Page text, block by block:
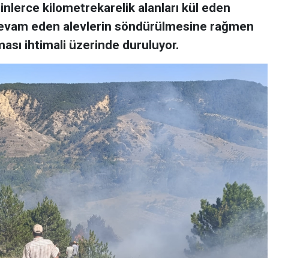
kilometrekarelik alanları kül eden
eden alevlerin söndürülmesine rağmen
ihtimali üzerinde duruluyor.